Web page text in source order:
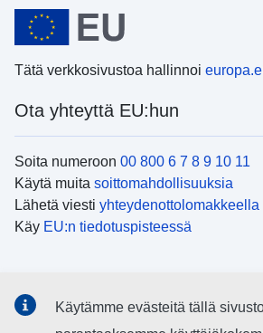
Tätä verkkosivustoa hallinnoi
Ota yhteyttä EU:hun
Soita numeroon 00 800 6 7 8 9 10 11
Käytä muita soittomahdollisuuksia
Lähetä viesti yhteydenottolomakkeella
Käy EU:n tiedotuspisteessä
Käytämme evästeitä tällä